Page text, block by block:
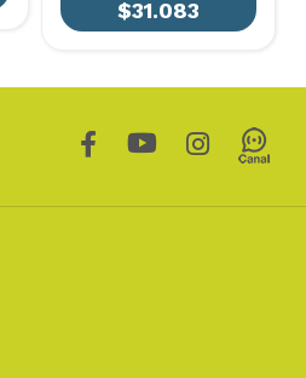
$31.083